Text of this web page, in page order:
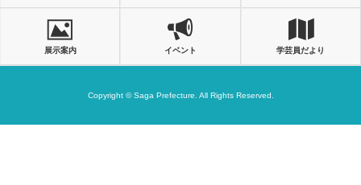
展示案内 イベント 学芸員だより
Copyright © Saga Prefecture. All Rights Reserved.